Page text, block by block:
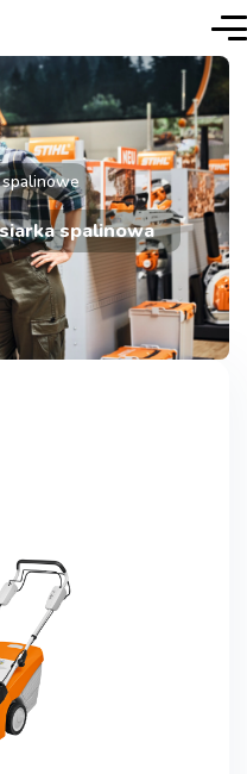
spalinowa